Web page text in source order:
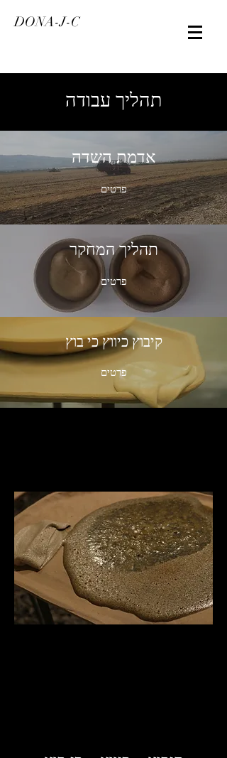
DONA-J-C
תהליך עבודה
אדמת השדה
פרטים
תהליך המחקר
פרטים
קיבוץ כיווץ כי בוץ
פרטים